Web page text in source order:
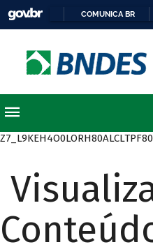
COMUNICA BR